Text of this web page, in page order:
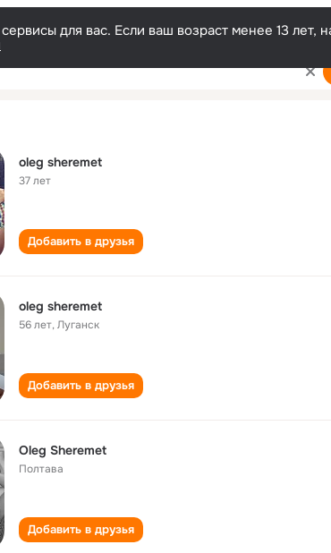
для вас. Если ваш возраст менее 13 лет,
oleg sheremet
37 лет
Добавить в друзья
oleg sheremet
56 лет,Луганск
Добавить в друзья
Oleg Sheremet
Полтава
Добавить в друзья